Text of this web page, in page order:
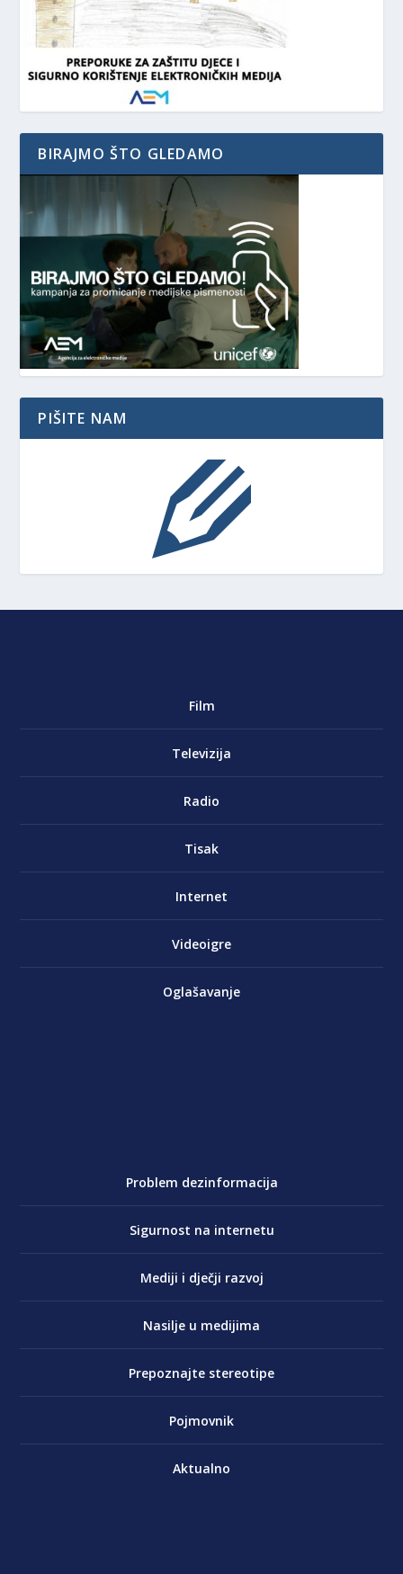
BIRAJMO ŠTO GLEDAMO
PIŠITE NAM
Film
Televizija
Radio
Tisak
Internet
Videoigre
Oglašavanje
Problem dezinformacija
Sigurnost na internetu
Mediji i dječji razvoj
Nasilje u medijima
Prepoznajte stereotipe
Pojmovnik
Aktualno